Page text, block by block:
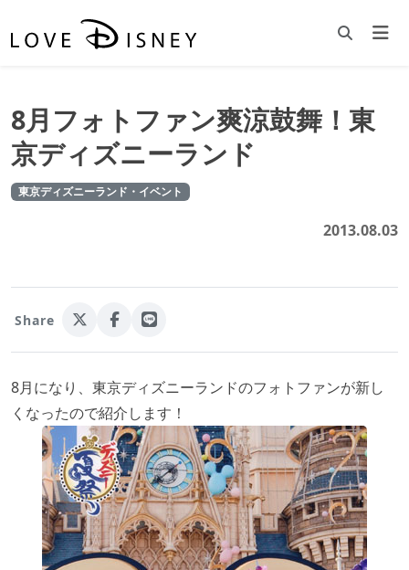
8月フォトファン爽涼鼓舞！東
京ディズニーランド
東京ディズニーランド・イベント
2013.08.03
Share
8月になり、東京ディズニーランドのフォトファンが新し
くなったので紹介します！